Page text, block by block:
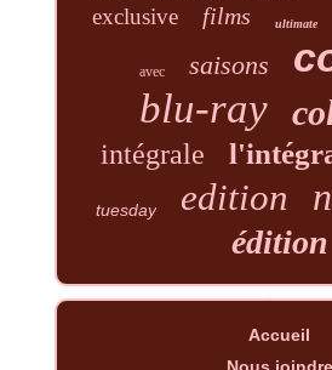
exclusive films ultimate
avec saisons
blu-ray
intégrale
tuesday edition
édition
Accueil